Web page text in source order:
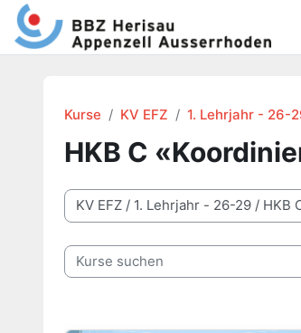
Zum Hauptinhalt
Kurse KV EFZ 1. Lehrjahr - 26-
HKB C
Kursbereiche
Kurse suchen